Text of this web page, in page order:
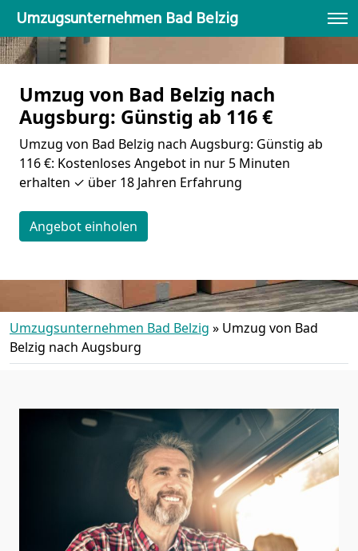
Umzugsunternehmen Bad Belzig
Umzug von Bad Belzig nach
Augsburg: Günstig ab 116 €
Umzug von Bad Belzig nach Augsburg: Günstig ab
116 €: Kostenloses Angebot in nur 5 Minuten
erhalten ✓ über 18 Jahren Erfahrung
Angebot einholen
Umzugsunternehmen Bad Belzig » Umzug von Bad
Belzig nach Augsburg